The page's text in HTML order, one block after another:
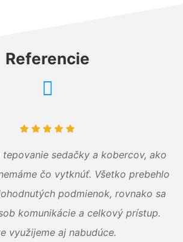
Referencie
tepovanie sedačky a kobercov, ako
čo vytknúť. Všetko prebehlo
podmienok, rovnako sa
komunikácie a celkový prístup.
využijeme aj nabudúce.